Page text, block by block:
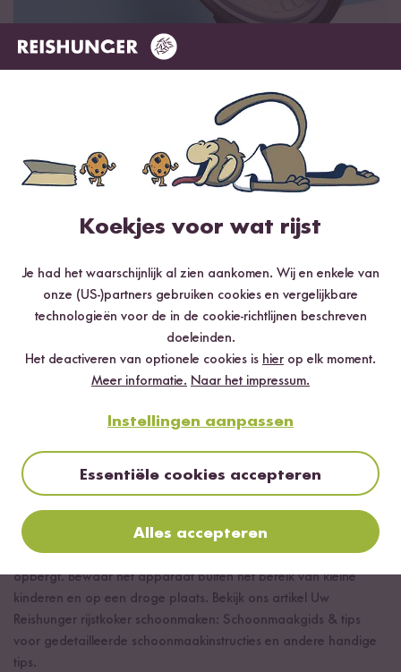
Goed schoonmaken is cruciaal om je rijstkoker in topconditie te
schoonmaken enigszins verschillen. Hier zijn enkele tips:
Binnenste onderdelen: Was de binnenpan en accessoires,
evenals het stoomaflaatventiel en de condensopvangbak,
indien van toepassing, na elk gebruik met warm zeepwater.
Buitenste onderdelen: Neem de behuizing van de rijstkoker af
schoonmaakmiddelen.
Eventuele rijstresten kunnen hier gemakkelijk verwijderd
worden.
Bewaren
Zorg ervoor dat de rijstkoker volledig droog is voordat je hem
opbergt. Bewaar het apparaat buiten het bereik van kleine
kinderen en op een droge plaats. Bekijk ons artikel Uw
Reishunger rijstkoker schoonmaken: Schoonmaakgids & tips
voor gedetailleerde schoonmaakinstructies en andere handige
tips.
Koekjes voor wat rijst
Je had het waarschijnlijk al zien aankomen. Wij en enkele van
onze (US-)partners gebruiken cookies en vergelijkbare
technologieën voor de in de cookie-richtlijnen beschreven
doeleinden.
Het deactiveren van optionele cookies is hier op elk moment.
Meer informatie. Naar het impressum.
Instellingen aanpassen
Essentiële cookies accepteren
Alles accepteren